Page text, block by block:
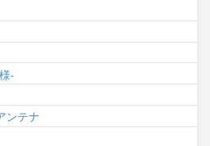
-
ンテナ